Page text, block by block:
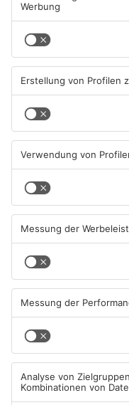
Senior vor Offenbacher
abgelenkt und bestohlen
05.08.2026, 13:42 UHR IN
Rodgau jetzt mehr Geduld
04.08.2026, 06:47 UHR IN KREIS
OFFENBACH